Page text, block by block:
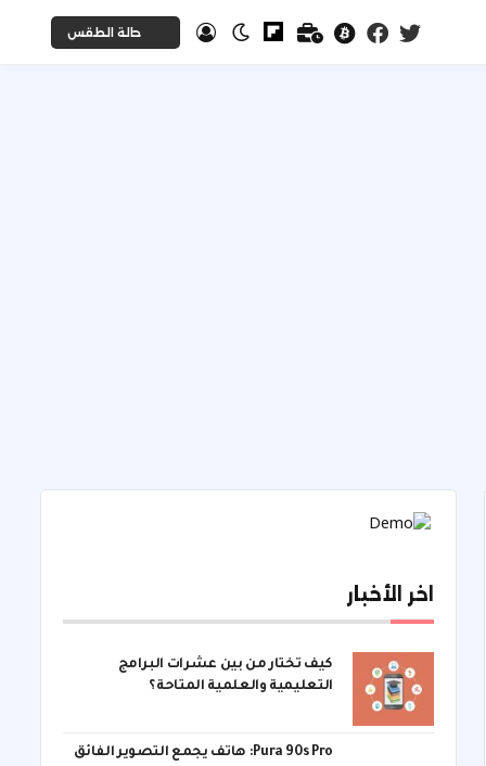
حالة الطقس
اخر الأخبار
كيف تختار من بين عشرات البرامج
التعليمية والعلمية المتاحة؟
Pura 90s Pro: هاتف يجمع التصوير الفائق